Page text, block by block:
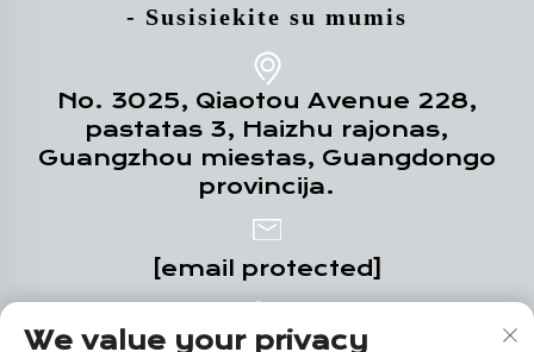
- Susisiekite su mumis
No. 3025, Qiaotou Avenue 228,
pastatas 3, Haizhu rajonas,
Guangzhou miestas, Guangdongo
provincija.
[email protected]
We value your privacy